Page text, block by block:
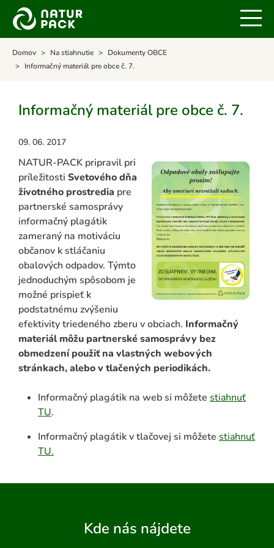
Domov Na stiahnutie
Dokumenty OBCE
Informačný materiál pre obce č. 7.
Informačný materiál pre obce č. 7.
09. 06. 2017
NATUR-PACK pripravil pri
príležitosti Svetového dňa
životného prostredia pre
partnerské samosprávy
informačný plagátik
zameraný na motiváciu
občanov k stláčaniu
obalových odpadov. Týmto
jednoduchým spôsobom je
možné prispieť k
podstatnému zvýšeniu
efektivity triedeného zberu v obciach. Informačný
materiál môžu partnerské samosprávy bez
obmedzení použiť na vlastných webových
stránkach, alebo v tlačených periodikách.
Informačný plagátik na web si môžete stiahnuť
TU.
Informačný plagátik v tlačovej si môžete stiahnuť
TU.
Kde nás nájdete